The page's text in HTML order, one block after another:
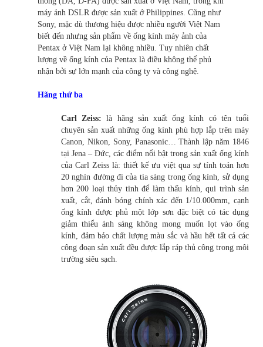
máy ảnh DSLR được sản xuất ở Philippines. Cũng như
Sony, mặc dù thương hiệu được nhiều người Việt Nam
biết đến nhưng sản phẩm về ống kính máy ảnh của
Pentax ở Việt Nam lại không nhiều. Tuy nhiên chất
lượng về ống kính của Pentax là điều không thể phủ
nhận bởi sự lớn mạnh của công ty và công nghệ.
Hãng thứ ba
Carl Zeiss: là hãng sản xuất ống kính có tên tuổi
chuyên sản xuất những ống kính phù hợp lắp trên máy
Canon, Nikon, Sony, Panasonic… Thành lập năm 1846
tại Jena – Đức, các điểm nổi bật trong sản xuất ống kính
của Carl Zeiss là: thiết kế ưu việt qua sự tính toán hơn
20 nghìn đường đi của tia sáng trong ống kính, sử dụng
hơn 200 loại thủy tinh để làm thấu kính, qui trình sản
xuất, cắt, đánh bóng chính xác đến 1/10.000mm, cạnh
ống kính được phủ một lớp sơn đặc biệt có tác dụng
giảm thiểu ánh sáng không mong muốn lọt vào ống
kính, đảm bảo chất lượng màu sắc và hầu hết tất cả các
công đoạn sản xuất đều được lắp ráp thủ công trong môi
trường siêu sạch.